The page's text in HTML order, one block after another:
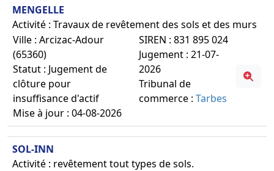
MENGELLE
Activité : Travaux de revêtement des sols et des murs
Ville : Arcizac-Adour
(65360)
Statut : Jugement de
clôture pour
insuffisance d'actif
Mise à jour : 04-08-2026
SIREN : 831 895 024
Jugement : 21-07-
2026
Tribunal de
commerce :Tarbes
SOL-INN
Activité : revêtement tout types de sols.